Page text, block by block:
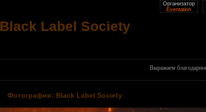
Black Label Society
Организатор
Eventation
Выражаем
Фотографии: Black Label Society